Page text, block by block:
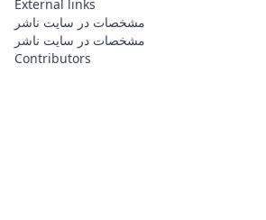
External links
مشخصات در سایت ناشر
مشخصات در سایت ناشر
Contributors